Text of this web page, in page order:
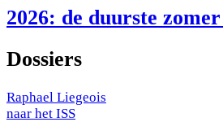
2026: de duurste
Dossiers
Raphael Liegeois
naar het ISS